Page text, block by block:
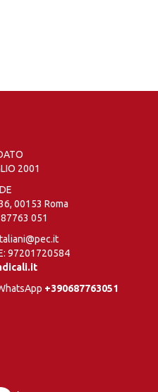
2001
00153 Roma
051
97201720584
+390687763051